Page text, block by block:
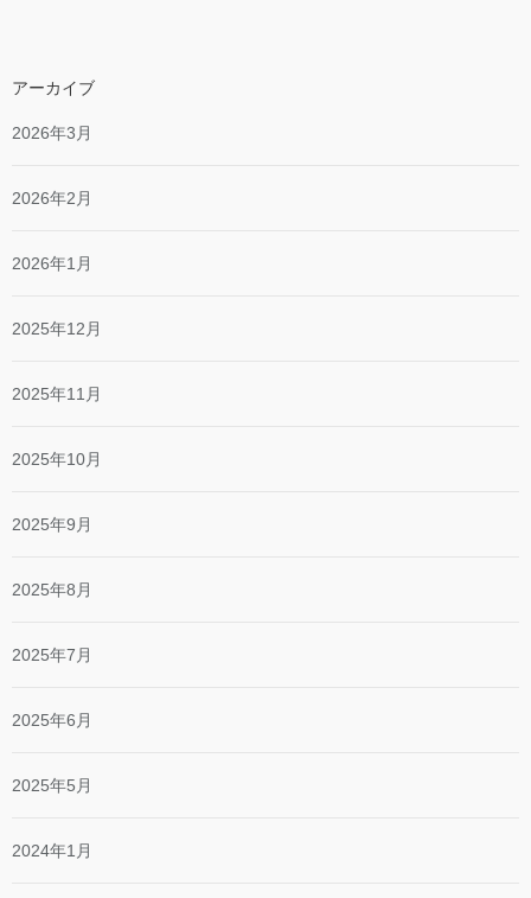
アーカイブ
2026年3月
2026年2月
2026年1月
2025年12月
2025年11月
2025年10月
2025年9月
2025年8月
2025年7月
2025年6月
2025年5月
2024年1月